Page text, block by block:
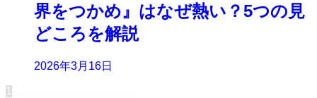
界をつかめ』はなぜ熱い？5つの見
どころを解説
2026年3月16日
1